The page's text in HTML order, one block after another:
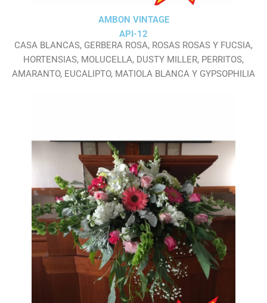
AMBON VINTAGE
API-12
CASA BLANCAS, GERBERA ROSA, ROSAS ROSAS Y FUCSIA,
HORTENSIAS, MOLUCELLA, DUSTY MILLER, PERRITOS,
AMARANTO, EUCALIPTO, MATIOLA BLANCA Y GYPSOPHILIA